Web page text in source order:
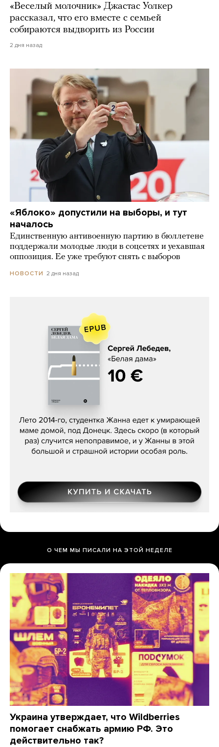
«Веселый молочник» Джастас Уолкер
рассказал, что его вместе с семьей
собираются выдворить из России
2 дня назад
«Яблоко» допустили на выборы, и тут
началось
Единственную антивоенную партию в бюллетене
поддержали молодые люди в соцсетях и уехавшая
оппозиция. Ее уже требуют снять с выборов
НОВОСТИ 2 дня назад
Сергей Лебедев, «Белая дама»
О ЧЕМ МЫ ПИСАЛИ НА ЭТОЙ НЕДЕЛЕ
Украина утверждает, что Wildberries
помогает снабжать армию РФ. Это
действительно так?